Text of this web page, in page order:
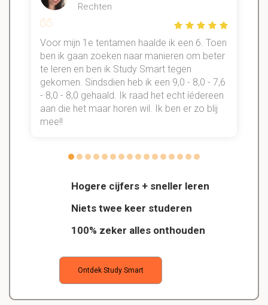
Hogere cijfers + sneller leren
Niets twee keer studeren
100% zeker alles onthouden
Ontdek Study Smart
Rechten
Voor mijn 1e tentamen haalde ik een 6. Toen
ben ik gaan zoeken naar manieren om beter
te leren en ben ik Study Smart tegen
gekomen. Sindsdien heb ik een 9,0 - 8,0 - 7,6
- 8,0 - 8,0 gehaald. Ik raad het echt íédereen
aan die het maar horen wil. Ik ben er zo blij
mee!!